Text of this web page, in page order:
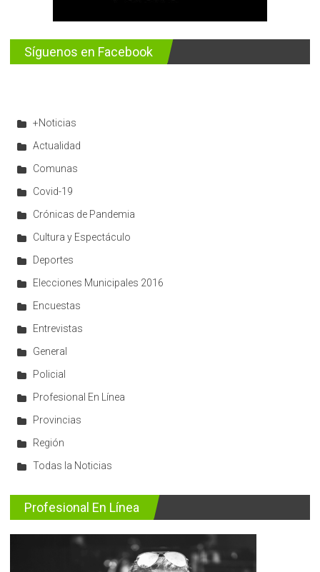
Síguenos en Facebook
+Noticias
Actualidad
Comunas
Covid-19
Crónicas de Pandemia
Cultura y Espectáculo
Deportes
Elecciones Municipales 2016
Encuestas
Entrevistas
General
Policial
Profesional En Línea
Provincias
Región
Todas la Noticias
Profesional En Línea